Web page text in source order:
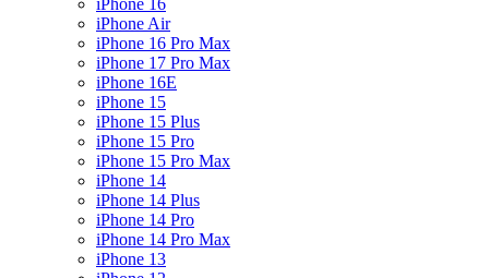
iPhone Air
iPhone 16 Pro Max
iPhone 17 Pro Max
iPhone 16E
iPhone 15
iPhone 15 Plus
iPhone 15 Pro
iPhone 15 Pro Max
iPhone 14
iPhone 14 Plus
iPhone 14 Pro
iPhone 14 Pro Max
iPhone 13